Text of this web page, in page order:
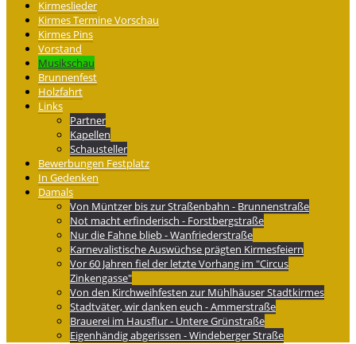
Kirmeslieder
Kirmes Termine Vorschau
Kirmes Pins
Vorstand
Musikschau
Brunnenfest
Holzfahrt
Links
Partner
Kapellen
Schausteller
Bewerbungen Festplatz
In Gedenken
Damals
Von Müntzer bis zur Straßenbahn - Brunnenstraße
Not macht erfinderisch - Forstbergstraße
Nur die Fahne blieb - Wanfriederstraße
Karnevalistische Auswüchse prägten Kirmesfeiern
Vor 60 Jahren fiel der letzte Vorhang im "Circus
Zinkengasse"
Von den Kirchweihfesten zur Mühlhäuser Stadtkirmes
Stadtväter, wir danken euch - Ammerstraße
Brauerei im Hausflur - Untere Grünstraße
Eigenhändig abgerissen - Windeberger Straße